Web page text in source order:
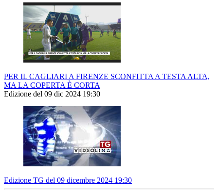
PER IL CAGLIARI A FIRENZE SCONFITTA A TESTA ALTA,
MA LA COPERTA È CORTA
Edizione del 09 dic 2024 19:30
Edizione TG del 09 dicembre 2024 19:30